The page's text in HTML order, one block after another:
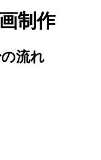
制作
流れ